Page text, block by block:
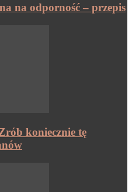
na odporność – przepis
koniecznie tę